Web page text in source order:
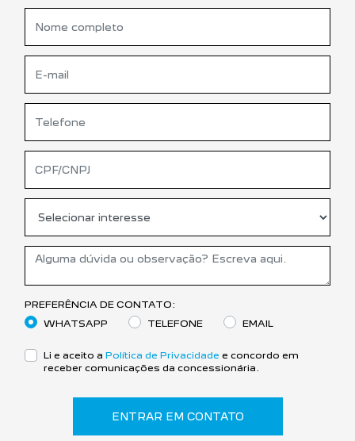
PREFERÊNCIA DE CONTATO:
WHATSAPP
TELEFONE EMAIL
Li e aceito a Política de Privacidade e concordo em
receber comunicações da concessionária.
ENTRAR EM CONTATO